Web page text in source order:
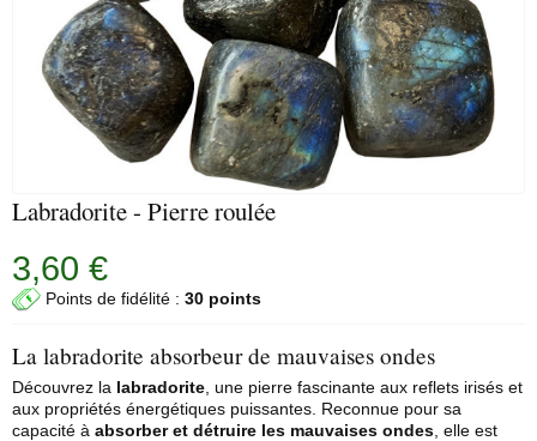
Labradorite - Pierre roulée
3,60 €
Points de fidélité : 30 points
La labradorite absorbeur de mauvaises ondes
Découvrez la labradorite , une pierre fascinante aux reflets irisés et
aux propriétés énergétiques puissantes. Reconnue pour sa
capacité à absorber et détruire les mauvaises ondes , elle est